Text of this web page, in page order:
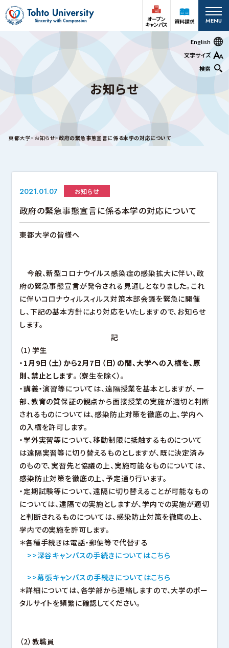
English
文字サイズ
検索
オープン
キャンパス 資料請求
アクセス お問い合わせ
在学生
保護者の方
大学案内
大学ガイド
深谷キャンパス
深谷キャンパスTOP
就職
地域貢献・研究活動
幕張キャンパス
幕張ヒューマンケア学部 看護学科
幕張ヒューマンケア学部 理学療法学科
幕張ヒューマンケア学部 臨床工学科
幕張ヒューマンケア学部 健康科学科
キャンパスライフ
就職
地域貢献・研究活動
図書館
沼津キャンパスTOP
沼津ヒューマンケア学部 看護学科
キャンパスライフ
就職
地域貢献・研究活動
MENU
東都大学 お知らせ 政府の緊急事態宣言に係る本学の対応について
お知らせ
2021.01.07 お知らせ
政府の緊急事態宣言に係る本学の対応について
東都大学の皆様へ
今般、新型コロナウイルス感染症の感染拡大に伴い、政
府の緊急事態宣言が発令される見通しとなりました。これ
に伴いコロナウィルスィルス対策本部会議を緊急に開催
し、下記の基本方針により対応をいたしますので、お知らせ
します。
記
（1）学生
・ 1月9日（土）から2月7日（日）の間、大学への入構を、原
則、禁止とします。（寮生を除く）。
・講義・演習等については、遠隔授業を基本としますが、一
部、教育の質保証の観点から面接授業の実施が適切と判断
されるものについては、感染防止対策を徹底の上、学内へ
の入構を許可します。
・学外実習等について、移動制限に抵触するものについて
は遠隔実習等に切り替えるものとしますが、既に決定済み
のもので、実習先と協議の上、実施可能なものについては、
感染防止対策を徹底の上、予定通り行います。
・定期試験等について、遠隔に切り替えることが可能なもの
については、遠隔での実施としますが、学内での実施が適切
と判断されるものについては、感染防止対策を徹底の上、
学内での実施を許可します。
＊各種手続きは電話・郵便等で代替する
>>深谷キャンパスの手続きについてはこちら
>>幕張キャンパスの手続きについてはこちら
＊詳細については、各学部から連絡しますので、大学のポー
タルサイトを頻繁に確認してください。
（2）教職員